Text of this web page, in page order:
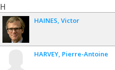
H
HAINES Victor
HARVEY Pierre-Antoine